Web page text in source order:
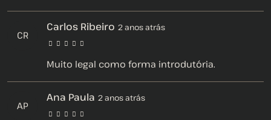
CR
Carlos Ribeiro 2 anos atrás
Muito legal como forma introdutória.
AP
Ana Paula 2 anos atrás